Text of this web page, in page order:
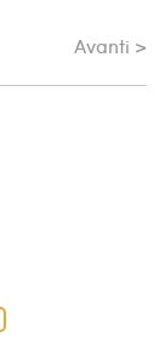
Avanti >